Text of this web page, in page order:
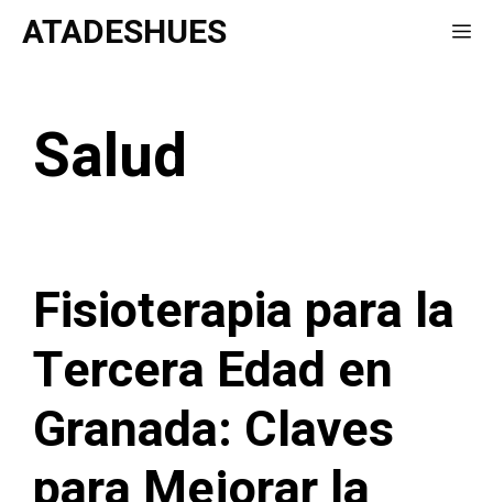
Saltar
ATADESHUES
Salud
Fisioterapia para la
Tercera Edad en
Granada: Claves